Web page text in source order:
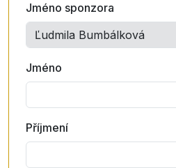
Jméno sponzora
Jméno
Příjmení